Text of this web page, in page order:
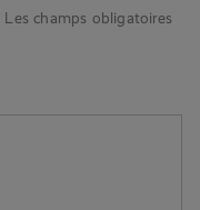
Les champs obligatoires